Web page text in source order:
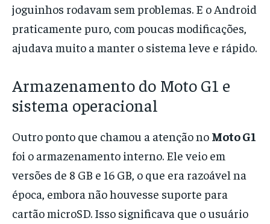
joguinhos rodavam sem problemas. E o Android
praticamente puro, com poucas modificações,
ajudava muito a manter o sistema leve e rápido.
Armazenamento do Moto G1 e
sistema operacional
Outro ponto que chamou a atenção no Moto G1
foi o armazenamento interno. Ele veio em
versões de 8 GB e 16 GB, o que era razoável na
época, embora não houvesse suporte para
cartão microSD. Isso significava que o usuário